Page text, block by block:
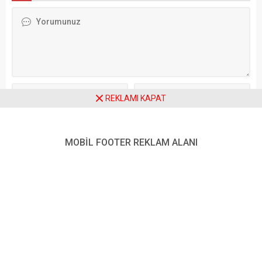
programla sanatseverleri
Almanca etkinliklerin yer
ve site adresim bu tarayıcıya kaydedilsin.
REKLAMI KAPAT
MOBİL FOOTER REKLAM ALANI